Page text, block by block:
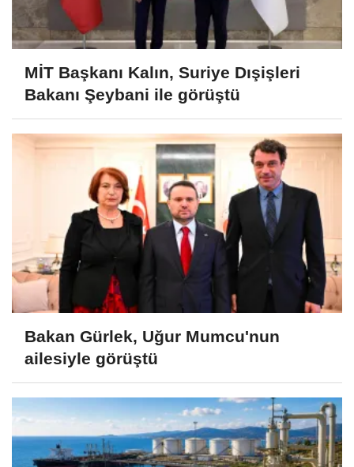
MİT Başkanı Kalın, Suriye Dışişleri
Bakanı Şeybani ile görüştü
Bakan Gürlek, Uğur Mumcu'nun
ailesiyle görüştü